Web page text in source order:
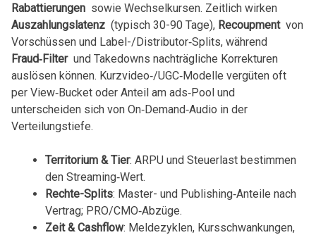
Rabattierungen‍ sowie Wechselkursen.‌ Zeitlich wirken
Auszahlungslatenz⁣ (typisch 30-90 Tage), Recoupment⁢ von
⁤Vorschüssen und Label-/Distributor‑Splits, während
Fraud‑Filter⁢ und ⁣Takedowns ⁢nachträgliche Korrekturen⁤
auslösen ‌können. Kurzvideo‑/UGC‑Modelle vergüten oft
per ⁤View‑Bucket oder Anteil ​am ‌ads‑Pool⁣ und
unterscheiden sich von On‑Demand‑Audio in der
Verteilungstiefe.
Territorium & Tier: ARPU⁢ und Steuerlast bestimmen⁤
den Streaming‑Wert.
Rechte-Splits: Master- und ‍Publishing‑Anteile ⁤nach
Vertrag; PRO/CMO‑Abzüge.
Zeit⁤ &⁣ Cashflow: Meldezyklen, Kursschwankungen,